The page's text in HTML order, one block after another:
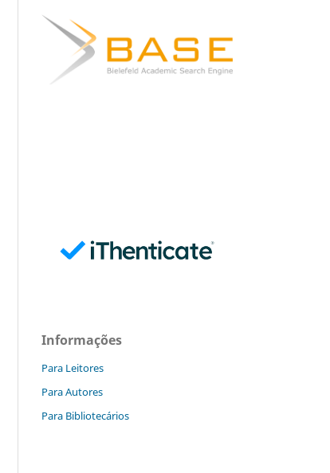
Informações
Para Leitores
Para Autores
Para Bibliotecários